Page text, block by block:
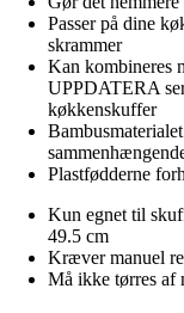
Passer på dine
skrammer
Kan kombineres
UPPDATERA
køkkenskuffer
Plastfødderne
Kun egnet til
49.5 cm
Kræver manuel
Må ikke tørres af